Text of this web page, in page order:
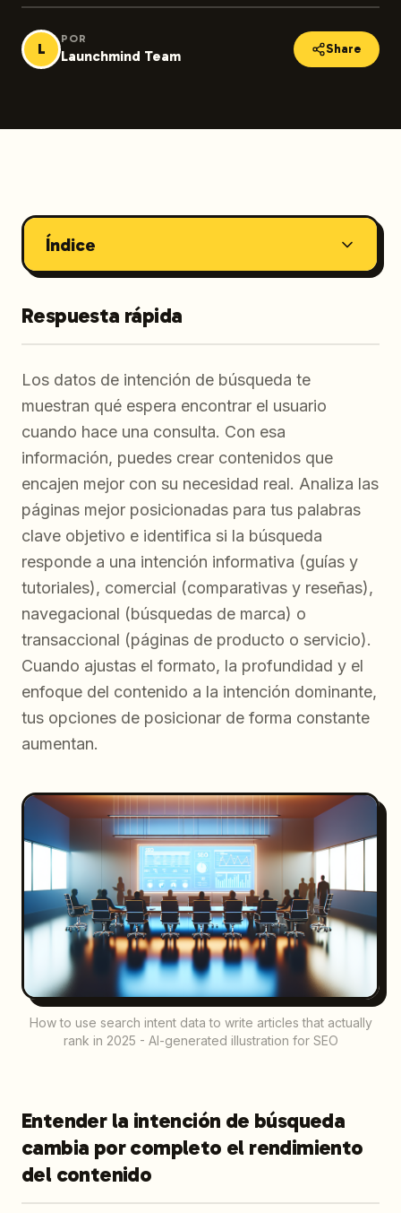
L
POR
Launchmind Team Share
Índice
Respuesta rápida
Los datos de intención de búsqueda te
muestran qué espera encontrar el usuario
cuando hace una consulta. Con esa
información, puedes crear contenidos que
encajen mejor con su necesidad real. Analiza las
páginas mejor posicionadas para tus palabras
clave objetivo e identifica si la búsqueda
responde a una intención informativa (guías y
tutoriales), comercial (comparativas y reseñas),
navegacional (búsquedas de marca) o
transaccional (páginas de producto o servicio).
Cuando ajustas el formato, la profundidad y el
enfoque del contenido a la intención dominante,
tus opciones de posicionar de forma constante
aumentan.
How to use search intent data to write articles that actually
rank in 2025 - AI-generated illustration for SEO
Entender la intención de búsqueda
cambia por completo el rendimiento
del contenido